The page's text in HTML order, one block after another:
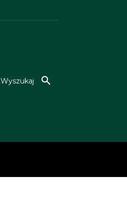
Wyszukaj